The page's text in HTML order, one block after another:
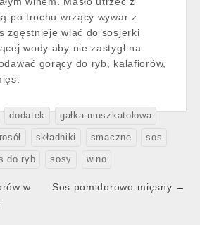
po trochu wrzący wywar z
zgęstnieje wlać do sosjerki
wody aby nie zastygł na
gorący do ryb, kalafiorów,
dodatek gałka muszkatołowa
rosół składniki smaczne sos
do ryb sosy wino
w
Sos pomidorowo-mięsny →